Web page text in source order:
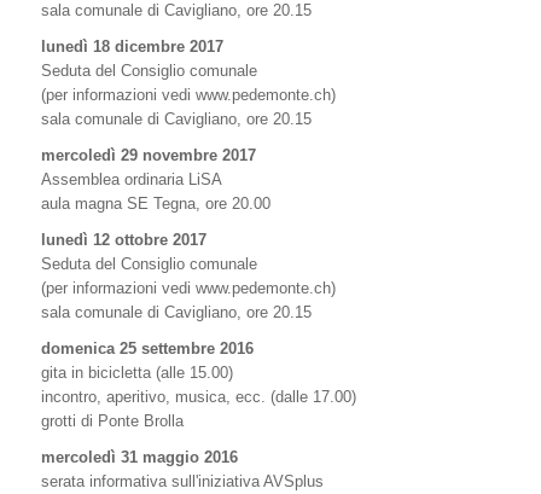
sala comunale di Cavigliano, ore 20.15
lunedì 18 dicembre 2017
Seduta del Consiglio comunale
(per informazioni vedi www.pedemonte.ch)
sala comunale di Cavigliano, ore 20.15
mercoledì 29 novembre 2017
Assemblea ordinaria LiSA
aula magna SE Tegna, ore 20.00
lunedì 12 ottobre 2017
Seduta del Consiglio comunale
(per informazioni vedi www.pedemonte.ch)
sala comunale di Cavigliano, ore 20.15
domenica 25 settembre 2016
gita in bicicletta (alle 15.00)
incontro, aperitivo, musica, ecc. (dalle 17.00)
grotti di Ponte Brolla
mercoledì 31 maggio 2016
serata informativa sull'iniziativa AVSplus